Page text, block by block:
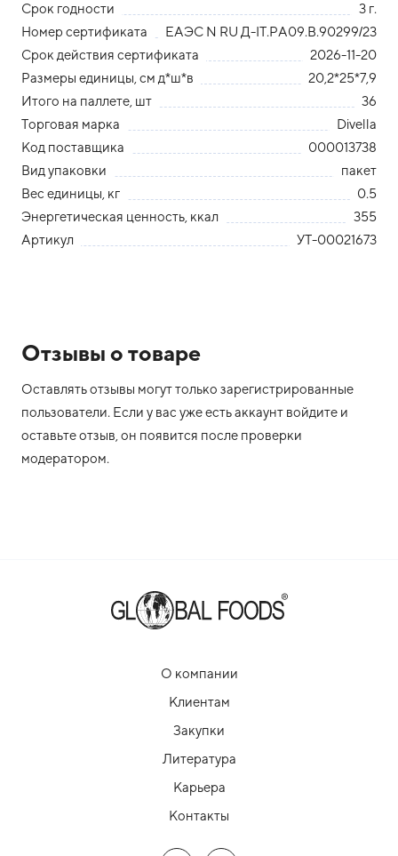
Срок годности
3 г.
Номер сертификата
ЕАЭС N RU Д-IT.РА09.В.90299/23
Срок действия сертификата
2026-11-20
Размеры единицы, см д*ш*в
20,2*25*7,9
Итого на паллете, шт
36
Торговая марка
Divella
Код поставщика
000013738
Вид упаковки
пакет
Вес единицы, кг
0.5
Энергетическая ценность, ккал
355
Артикул
УТ-00021673
Отзывы о товаре
Оставлять отзывы могут только зарегистрированные
пользователи. Если у вас уже есть аккаунт войдите и
оставьте отзыв, он появится после проверки
модератором.
О компании
Клиентам
Закупки
Литература
Карьера
Контакты